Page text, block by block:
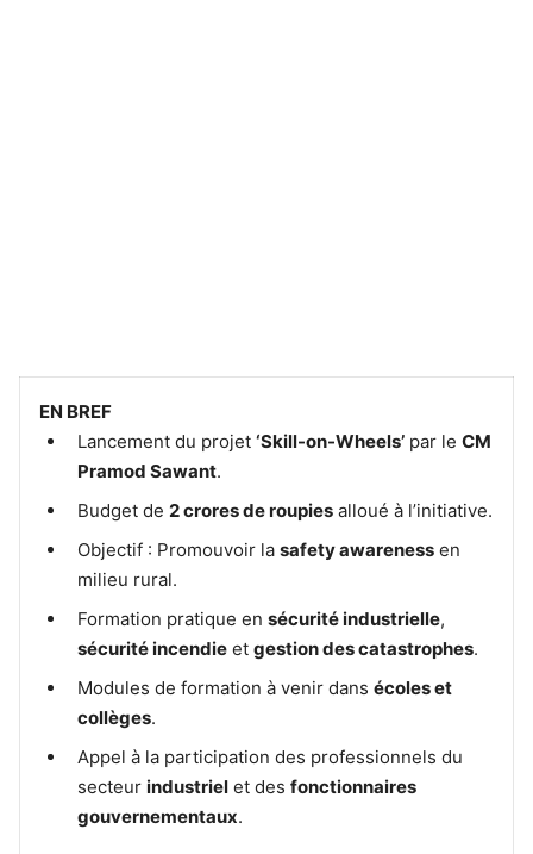
EN BREF
Lancement du projet ‘Skill-on-Wheels’ par le CM
Pramod Sawant.
Budget de 2 crores de roupies alloué à l’initiative.
Objectif : Promouvoir la safety awareness en
milieu rural.
Formation pratique en sécurité industrielle,
sécurité incendie et gestion des catastrophes.
Modules de formation à venir dans écoles et
collèges.
Appel à la participation des professionnels du
secteur industriel et des fonctionnaires
gouvernementaux.